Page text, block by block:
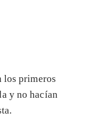
los primeros
y no hacían